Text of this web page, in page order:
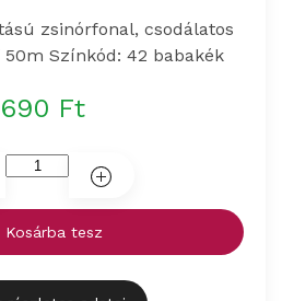
zsinórfonal, csodálatos
Színkód: 42 babakék
Ft
Kosárba tesz